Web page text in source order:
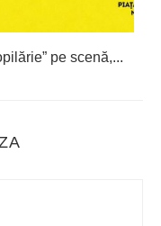
pe scenă,...